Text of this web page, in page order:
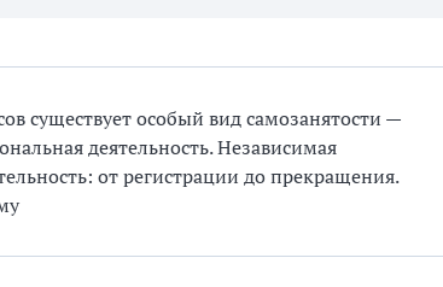
существует особый вид самозанятости —
деятельность. Независимая
от регистрации до прекращения.